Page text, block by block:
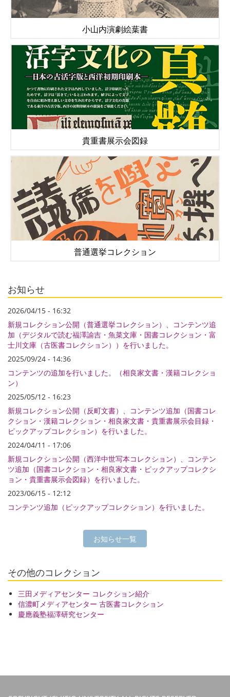
小山内演劇絵葉書
貴重書展示会図録
普通選挙コレクション
お知らせ
2026/04/15 - 16:32
新規コレクション公開（普通選挙コレクション）、コンテンツ追
加（デジタルで読む福澤諭吉・魚菜文庫・国書コレクション・富
士川文庫（古医書コレクション））を行いました。
2025/09/24 - 14:36
コンテンツの追加を行いました。（相良家文書・漢籍コレクショ
ン）
2025/05/12 - 16:23
新規コレクション公開（反町文書）、コンテンツ追加（国書コレ
クション・漢籍コレクション・相良家文書・貴重書展示会目録・
ピックアップコレクション）を行いました。
2024/04/11 - 17:06
新規コレクション公開（西洋中世写本コレクション）、コンテン
ツ追加（国書コレクション・相良家文書・ピックアップコレクシ
ョン・貴重書展示会図録）を行いました。
2023/06/15 - 12:12
コンテンツ追加（ピックアップコレクション）を行いました。
お知らせ一覧
その他のコレクション
三田メディアセンター コレクション紹介
信濃町メディアセンター 古医書コレクション
慶應義塾福澤研究センター